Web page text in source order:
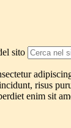
sito
risus
enim sit